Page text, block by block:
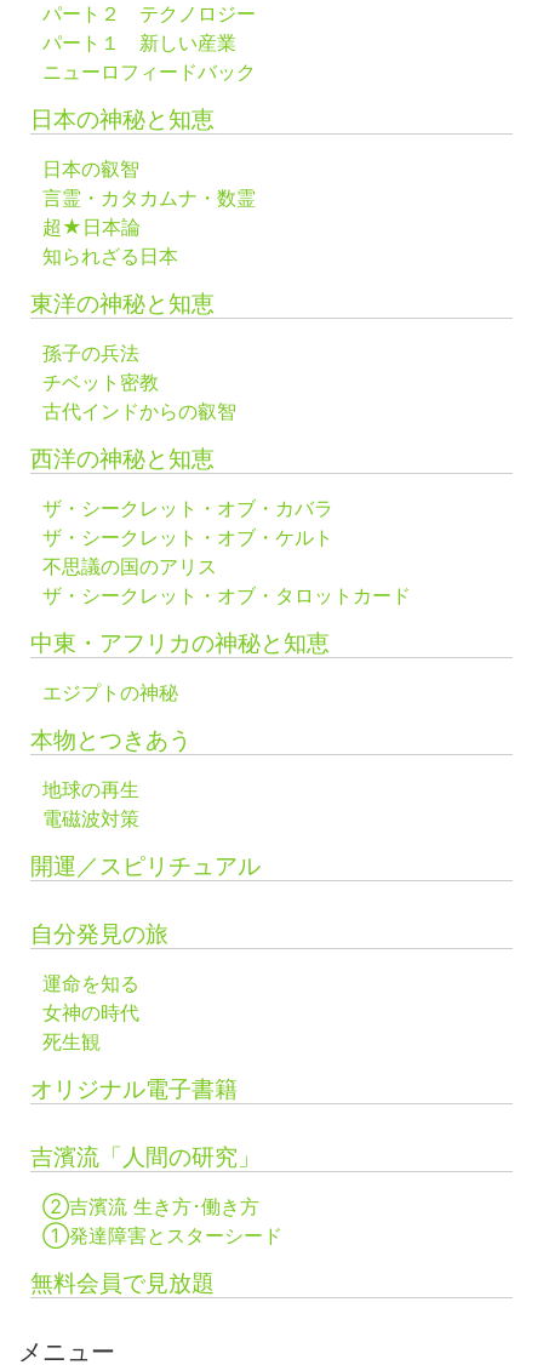
パート２ テクノロジー
パート１ 新しい産業
ニューロフィードバック
日本の神秘と知恵
日本の叡智
言霊・カタカムナ・数霊
超★日本論
知られざる日本
東洋の神秘と知恵
孫子の兵法
チベット密教
古代インドからの叡智
西洋の神秘と知恵
ザ・シークレット・オブ・カバラ
ザ・シークレット・オブ・ケルト
不思議の国のアリス
ザ・シークレット・オブ・タロットカード
中東・アフリカの神秘と知恵
エジプトの神秘
本物とつきあう
地球の再生
電磁波対策
開運／スピリチュアル
自分発見の旅
運命を知る
女神の時代
死生観
オリジナル電子書籍
吉濱流「人間の研究」
②吉濱流 生き方･働き方
①発達障害とスターシード
無料会員で見放題
メニュー